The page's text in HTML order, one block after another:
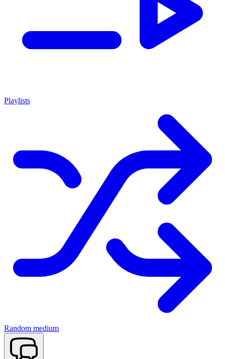
Playlists
Random medium